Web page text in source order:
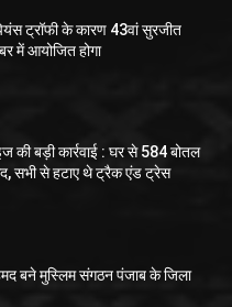
ट्रॉफी के कारण 43वां सुरजीत
में आयोजित होगा
की बड़ी कार्रवाई : घर से 584 बोतल
सभी से हटाए थे ट्रैक एंड ट्रेस
बने मुस्लिम संगठन पंजाब के जिला